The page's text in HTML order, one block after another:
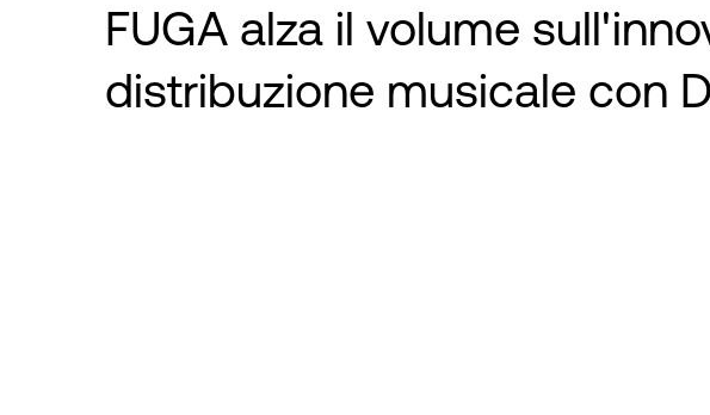
FUGA alza il volume
distribuzione musicale con